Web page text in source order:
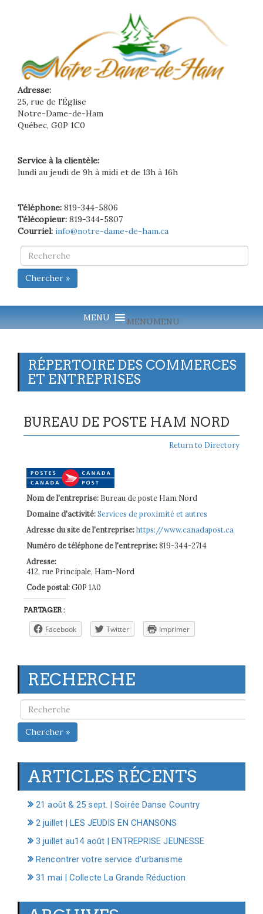
Adresse:
25, rue de l'Église
Notre-Dame-de-Ham
Québec, G0P 1C0
Service à la clientèle:
lundi au jeudi de 9h à midi et de 13h à 16h
Téléphone: 819-344-5806
Télécopieur: 819-344-5807
Courriel: info@notre-dame-de-ham.ca
Chercher »
MENUMENU
RÉPERTOIRE DES COMMERCES
ET ENTREPRISES
BUREAU DE POSTE HAM NORD
Return to Directory
Nom de l'entreprise: Bureau de poste Ham Nord
Domaine d'activité:Services de proximité et autres
Adresse du site de l'entreprise:https://www.canadapost.ca
Numéro de téléphone de l'entreprise:819-344-2714
Adresse:
412, rue Principale, Ham-Nord
Code postal:G0P 1A0
PARTAGER :
Facebook Twitter Imprimer
RECHERCHE
Chercher »
ARTICLES RÉCENTS
21 août & 25 sept. | Soirée Danse Country
2 juillet | LES JEUDIS EN CHANSONS
3 juillet au14 août | ENTREPRISE JEUNESSE
Rencontrer votre service d’urbanisme
31 mai | Collecte La Grande Réduction